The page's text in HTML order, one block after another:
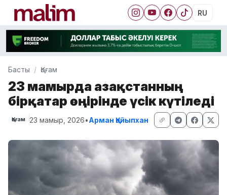
RU
Басты Қоғам
23 мамырда Қазақстанның
бірқатар өңірінде үсік күтіледі
Қоғам 23 мамыр, 2026•Арман Қайыпхан